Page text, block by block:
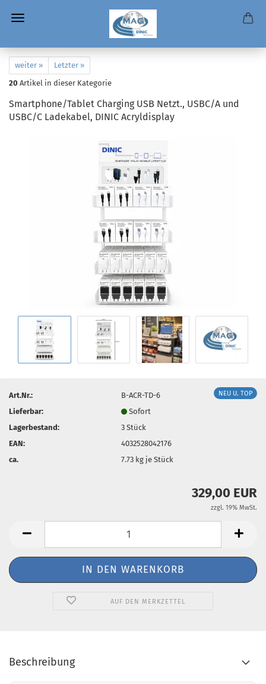
weiter »
Letzter »
20 Artikel in dieser Kategorie
Smartphone/Tablet Charging USB Netzt., USBC/A und
USBC/C Ladekabel, DINIC Acryldisplay
NEU U. TOP
Art.Nr.:
B-ACR-TD-6
Lieferbar:
Sofort
Lagerbestand:
3Stück
EAN:
4032528042176
ca.
7.73 kg je Stück
329,00 EUR
zzgl. 19% MwSt.
AUF DEN MERKZETTEL
Beschreibung